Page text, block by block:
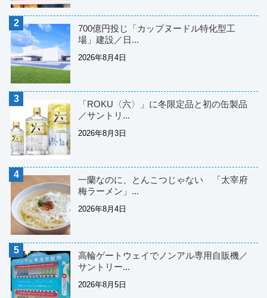
700億円投じ「カップヌードル特化型工
場」建設／日...
2026年8月4日
「ROKU〈六〉」に冬限定品と初の缶製品
／サントリ...
2026年8月3日
一蘭なのに、とんこつじゃない 「太宰府
梅ラーメン」...
2026年8月4日
高輪ゲートウェイでノンアル専用自販機／
サントリー...
2026年8月5日